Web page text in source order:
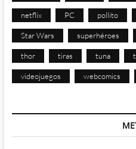
netflix PC pollito
Star Wars superhéroes
thor tiras tuna
videojuegos webcomics